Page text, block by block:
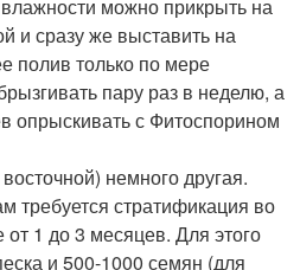
можно прикрыть на
и сразу же выставить на
полив только по мере
пару раз в неделю, а
опрыскивать с Фитоспорином
немного другая.
требуется стратификация во
1 до 3 месяцев. Для этого
и 500-1000 семян (для